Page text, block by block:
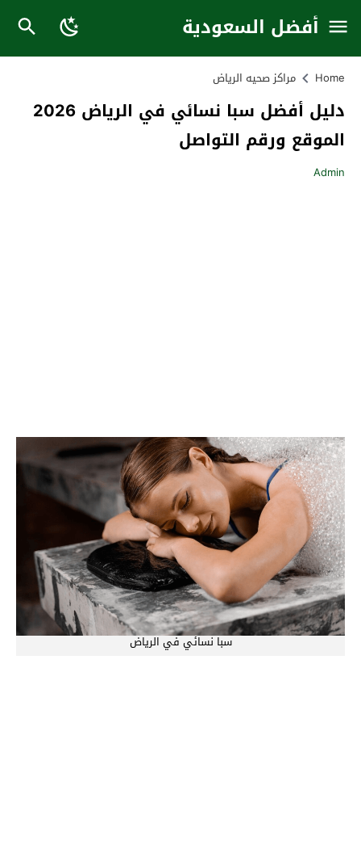
أفضل السعودية
Home مراكز صحيه الرياض
دليل أفضل سبا نسائي في الرياض 2026
الموقع ورقم التواصل
Admin
سبا نسائي في الرياض